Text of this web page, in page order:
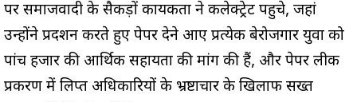
पर समाजवादी के सैकड़ों कार्यकर्ता ने कलेक्ट्रेट पहुचे, जहां
उन्होंने प्रदर्शन करते हुए पेपर देने आए प्रत्येक बेरोजगार युवा को
पांच हजार की आर्थिक सहायता की मांग की हैं, और पेपर लीक
प्रकरण में लिप्त अधिकारियों के भ्रष्टाचार के खिलाफ सख्त